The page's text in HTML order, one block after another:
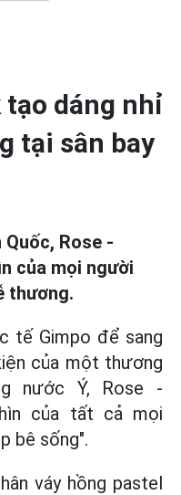
tạo dáng nhỉ
tại sân bay
Rose -
của mọi người
thương.
tế Gimpo để sang
của một thương
nước Ý, Rose -
của tất cả mọi
bê sống".
váy hồng pastel